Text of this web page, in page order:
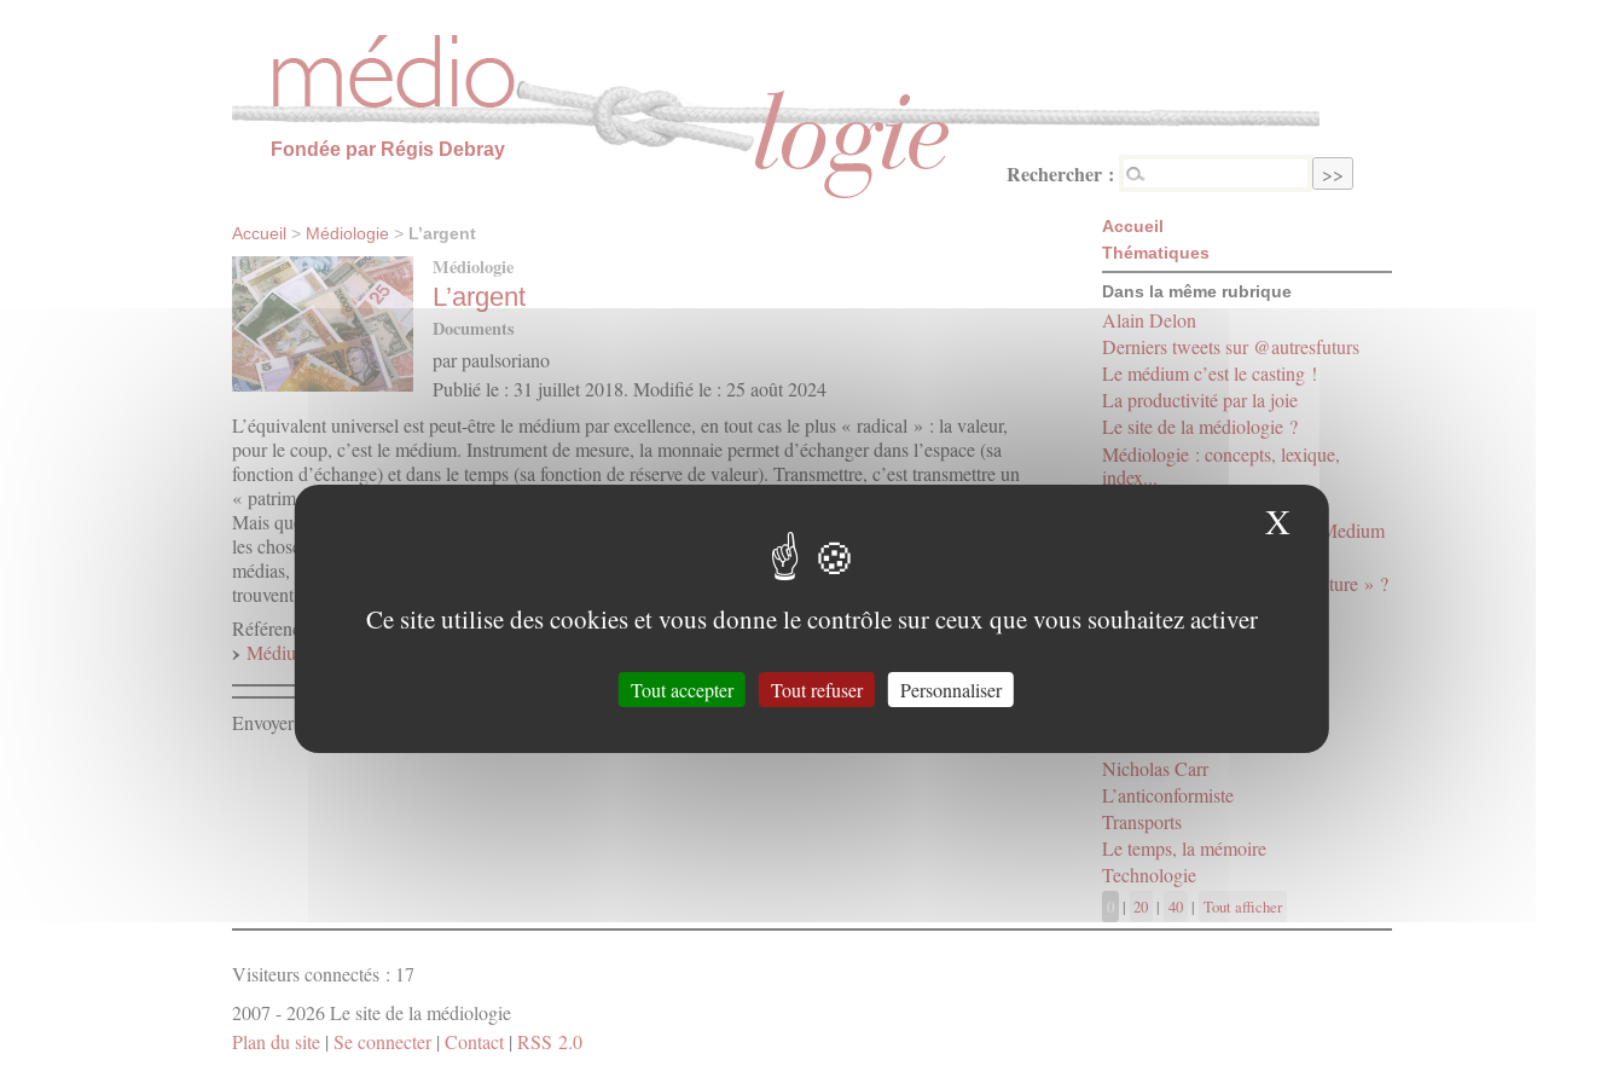
Fondée par Régis Debray
Rechercher :
Accueil > Médiologie > L’argent
Médiologie
L’argent
Documents
par paulsoriano
Publié le : 31 juillet 2018. Modifié le : 25 août 2024
L’équivalent universel est peut-être le médium par excellence, en tout cas le plus « radical » : la valeur,
pour le coup, c’est le médium. Instrument de mesure, la monnaie permet d’échanger dans l’espace (sa
fonction d’échange) et dans le temps (sa fonction de réserve de valeur). Transmettre, c’est transmettre un
« patrimoine »…
Mais que « fait » ce médium aux relations que nous entretenons avec les choses, et avec les personnes via
les choses ? Comment le « règne de l’argent » soumet-il au calculable, toutes les activités sociales :
médias, culture, recherche, éducation, art, santé, sport…sans parler de la politique, à l’heure où nations se
trouvent évaluées par des agences de notation (de leur dette) ?
Référence :
Médium 16-17, « L’Argent-maître »
Envoyer un message à la rédaction :
Accueil
Thématiques
Dans la même rubrique
Alain Delon
Derniers tweets sur @autresfuturs
Le médium c’est le casting !
La productivité par la joie
Le site de la médiologie ?
Médiologie : concepts, lexique,
index...
Derniers tweets sur @RevueMedium
Vivre « conformément à la nature » ?
Cool
Végétalisme
Nicholas Carr
L’anticonformiste
Transports
Le temps, la mémoire
Technologie
0 | 20 | 40 | Tout afficher
Visiteurs connectés : 17
2007 - 2026 Le site de la médiologie
Plan du site | Se connecter| Contact | RSS 2.0
Ce site utilise des cookies et vous donne le contrôle sur ceux que vous souhaitez activer
Tout accepter Tout refuser Personnaliser
X Masquer le bandeau